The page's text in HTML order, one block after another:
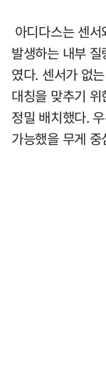
아디다스는 센
발생하는 내부
였다. 센서가 없
대칭을 맞추기
정밀 배치했다.
가능했을 무게 중